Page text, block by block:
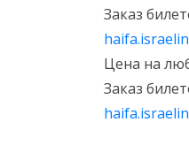
Заказ
Цена на
Заказ